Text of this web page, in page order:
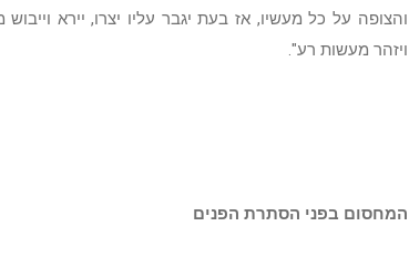
והצופה על כל מעשיו, אז בעת יגבר עליו יצרו, יירא
ויזהר מעשות רע".
המחסום בפני הסתרת הפנים